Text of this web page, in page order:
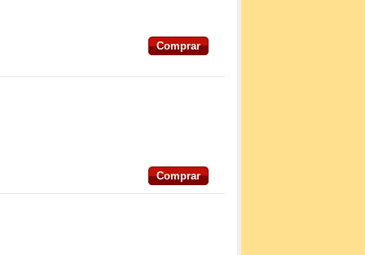
Comprar
Comprar